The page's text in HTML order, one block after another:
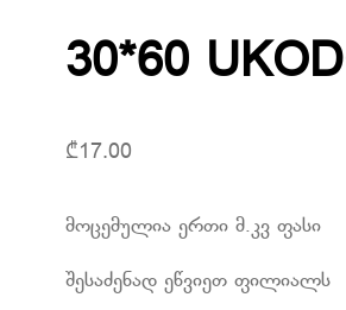
30*60
₾17.00
მოცემულია ერთი მ.კვ ფასი
შესაძენად ეწვიეთ ფილიალს